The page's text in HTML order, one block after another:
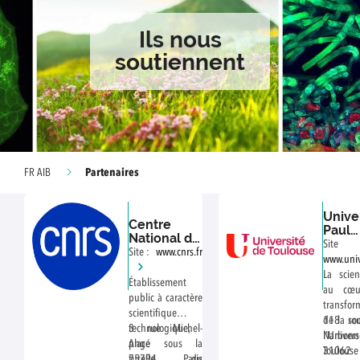
Ils nous
soutiennent
FR AIB Partenaires
Centre
National de
la
Recherche
Scientifique
(CNRS)
Site : www.cnrs.fr
Établissement
public à caractère
scientifique et
technologique,
placé sous la
3 rue Michel-
Ange
Paul
(UT3)
tlse3.fr
La
au
de la
118
31062